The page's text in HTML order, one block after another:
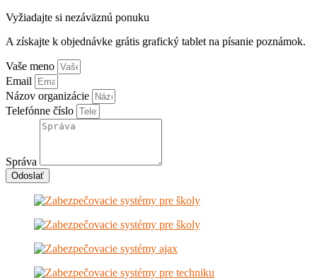
Vyžiadajte si nezáväznú ponuku
A získajte k objednávke grátis grafický tablet na písanie poznámok.
Vaše meno
Email
Názov organizácie
Telefónne číslo
Správa
Odoslať